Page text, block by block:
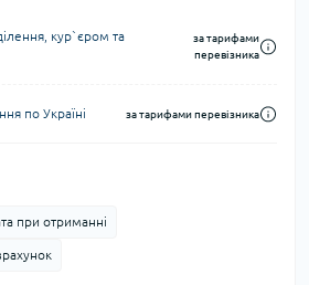
кур`єром та
за тарифами
перевізника
по Україні за тарифами перевізника
при отриманні